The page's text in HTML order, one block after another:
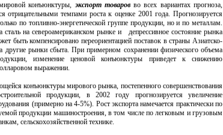
конъюнктуры,экспорт товаровво всех вариантах прогноза,
отрицательными темпами роста к оценке 2001 года. Прогнозируется
по топливно-энергетической группе продукции, но и по металлам.
сталь на североамериканском рынке и депрессивное состояние рынка
быть компенсировано переориентацией поставок в страны Азиатско-
рынки сбыта. При примерном сохранении физического объема
изменение ценовой конъюнктуры приведет к снижению
выражении.
конъюнктуры мирового рынка, постепенного совершенствования
продукции, в 2002 году прогнозируется увеличение
(примерно на 4-5%). Рост экспорта намечается практически по
продукции машиностроения, в том числе по легковым и грузовым
сельскохозяйственной технике.